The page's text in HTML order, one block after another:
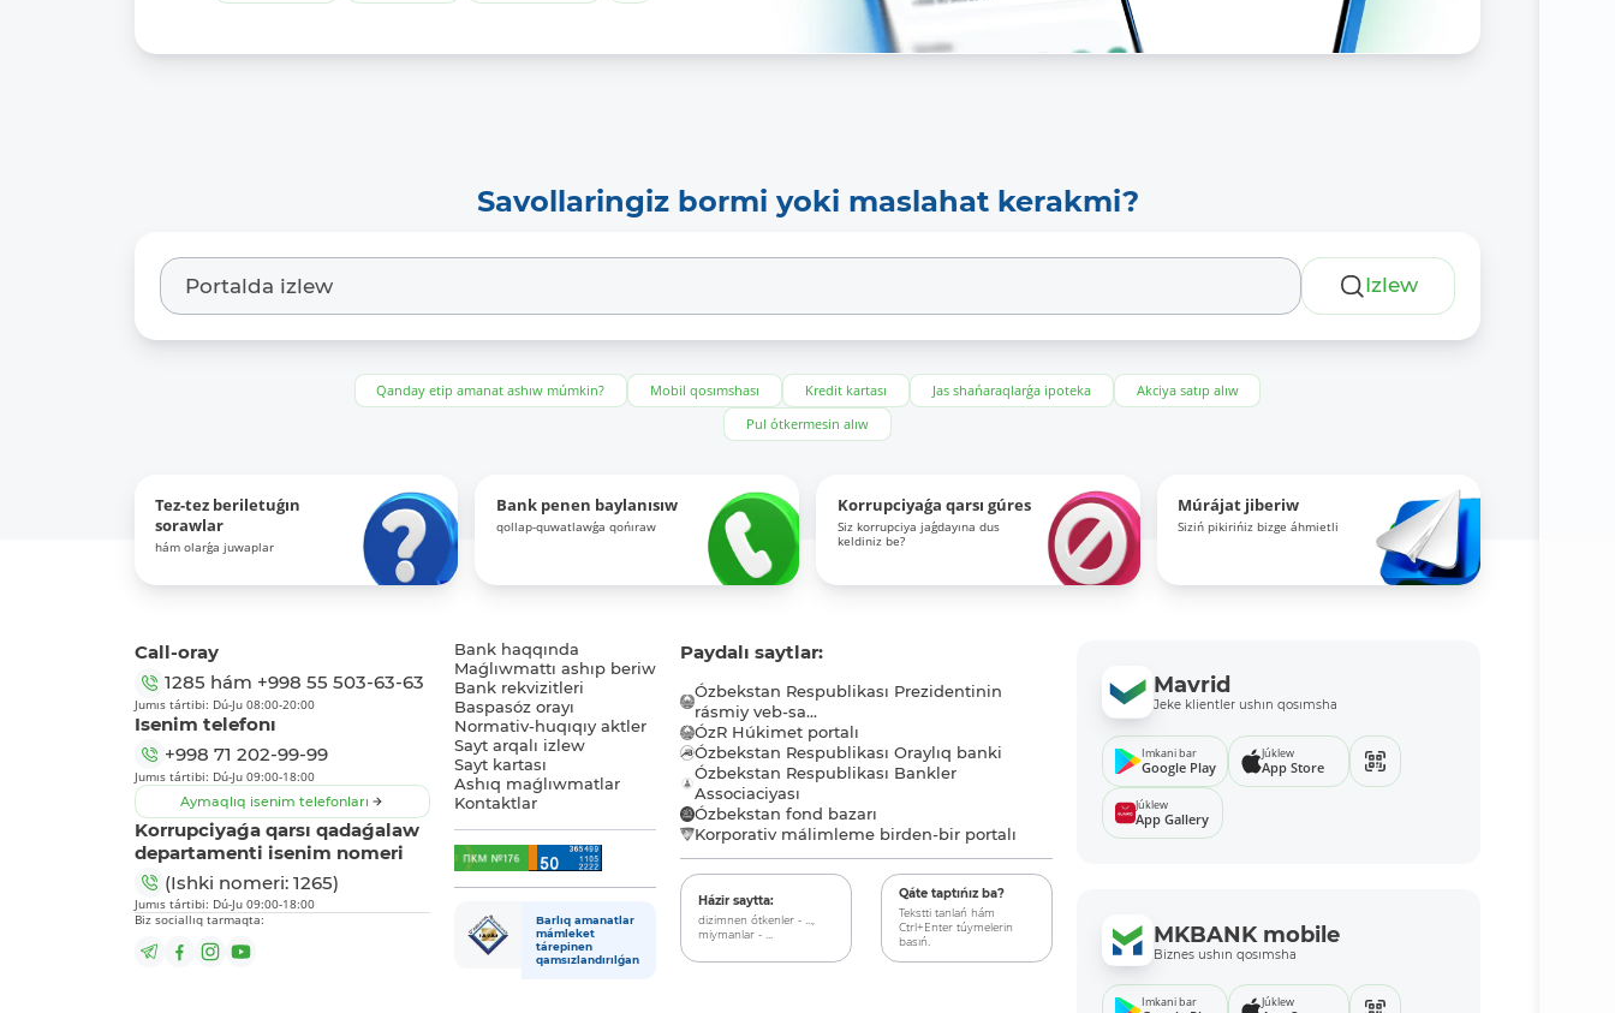
Savollaringiz bormi yoki maslahat kerakmi?
Izlew
Qanday etip amanat ashıw múmkin? Mobil qosımshası Kredit kartası Jas shańaraqlarǵa ipoteka
Akciya satıp alıw
Pul ótkermesin alıw
Tez-tez beriletuǵın
sorawlar
hám olarǵa juwaplar
Bank penen baylanısıw
qollap-quwatlawǵa qońıraw
Korrupciyaǵa qarsı gúres
Siz korrupciya jaǵdayına dus
keldiniz be?
Múrájat jiberiw
Siziń pikirińiz bizge áhmietli
Call-oray
1285 hám +998 55 503-63-63
Jumıs tártibi: Dú-Ju 08:00-20:00
Isenim telefonı
+998 71 202-99-99
Jumıs tártibi: Dú-Ju 09:00-18:00
Aymaqlıq isenim telefonları
Korrupciyaǵa qarsı qadaǵalaw
departamenti isenim nomeri
(Ishki nomeri: 1265)
Jumıs tártibi: Dú-Ju 09:00-18:00
Biz sociallıq tarmaqta:
Bank haqqında
Maǵlıwmattı ashıp beriw
Bank rekvizitleri
Baspasóz orayı
Normativ-huqıqıy aktler
Sayt arqalı izlew
Sayt kartası
Ashıq maǵlıwmatlar
Kontaktlar
Barlıq amanatlar
mámleket
tárepinen
qamsızlandırılǵan
Paydalı saytlar:
Ózbekstan Respublikası Prezidentinin
rásmiy veb-sa...
ÓzR Húkimet portalı
Ózbekstan Respublikası Oraylıq banki
Ózbekstan Respublikası Bankler
Associaciyası
Ózbekstan fond bazarı
Korporativ málimleme birden-bir portalı
Házir saytta:
dizimnen ótkenler - ...,
miymanlar - ...
Qáte taptıńız ba?
Tekstti tanlań hám
Ctrl+Enter túymelerin
basıń.
Mavrid
Jeke klientler ushın qosımsha
Imkani bar
Google Play
Júklew
App Store
Júklew
App Gallery
MKBANK mobile
Biznes ushın qosımsha
Imkani bar Júklew